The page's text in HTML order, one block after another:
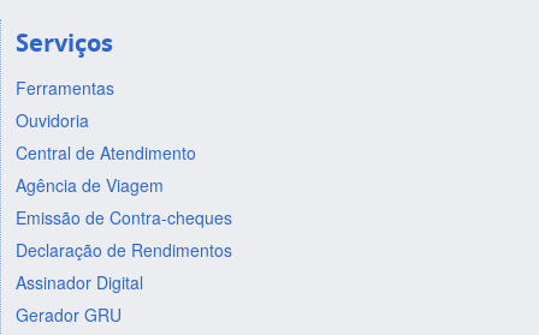
Serviços
Ferramentas
Ouvidoria
Central de Atendimento
Agência de Viagem
Emissão de Contra-cheques
Declaração de Rendimentos
Assinador Digital
Gerador GRU